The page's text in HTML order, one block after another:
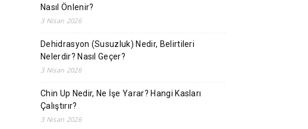
Nasıl Önlenir?
3 Nisan 2026
Dehidrasyon (Susuzluk) Nedir, Belirtileri
Nelerdir? Nasıl Geçer?
3 Nisan 2026
Chin Up Nedir, Ne İşe Yarar? Hangi Kasları
Çalıştırır?
3 Nisan 2026